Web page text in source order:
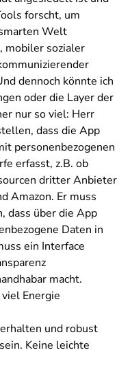
forscht, um
Welt
mobiler sozialer
dennoch könnte ich
oder die Layer der
nur so viel: Herr
dass die App
personenbezogenen
erfasst, z.B. ob
dritter Anbieter
Amazon. Er muss
dass über die App
Daten in
ein Interface
macht.
Energie
und robust
Keine leichte